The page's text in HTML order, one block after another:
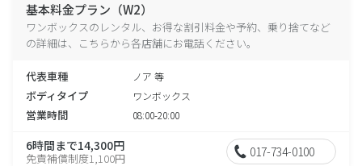
基本料金プラン（W2）
ワンボックスのレンタル、お得な割引料金や予約、乗り捨てなど
の詳細は、こちらから各店舗にお電話ください。
代表車種 ノア 等
ボディタイプ ワンボックス
営業時間 08:00-20:00
6時間まで14,300円
免責補償制度1,100円 017-734-0100